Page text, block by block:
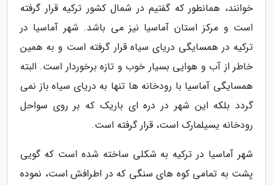
خوانند، همانطور که گفتیم در شمال کشور ترکیه قرار گرفته
است و مرکز استان آماسیا نیز می باشد. شهر آماسیا در
ترکیه در همسایگی دریای سیاه قرار گرفته است و به همین
خاطر از آب و هوایی بسیار خوب و تازه برخوردار است. البته
همسایگی آماسیا با رودخانه ها تنها به دریای سیاه باز نمی
گردد بلکه این شهر در دره ای باریک که بر روی سواحل
رودخانه یسیلمارک است، قرار گرفته است.
شهر آماسیا در ترکیه به شکلی ساخته شده است که گویی
پشت به تمامی کوه های سنگی که در اطرافش است، نموده